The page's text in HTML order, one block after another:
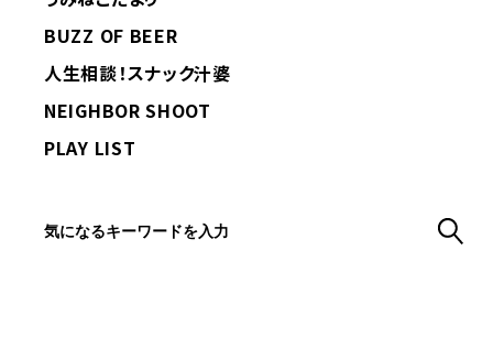
BUZZ OF BEER
人生相談！スナック汁婆
NEIGHBOR SHOOT
PLAY LIST